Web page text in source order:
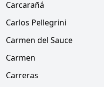
Carcarañá
Carlos Pellegrini
Carmen del Sauce
Carmen
Carreras